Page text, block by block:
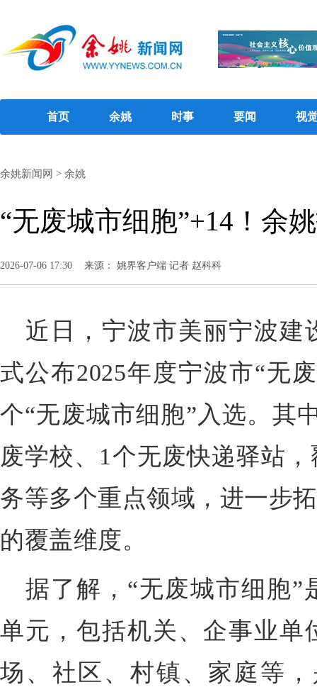
首页 余姚 时事 要闻 视
余姚新闻网 > 余姚
“无废城市细胞”+14！余
2026-07-06 17:30 来源： 姚界客户端 记者 赵科科
近日，宁波市美丽宁波建
式公布2025年度宁波市“无
个“无废城市细胞”入选。其
废学校、1个无废快递驿站
务等多个重点领域，进一步
的覆盖维度。
据了解，“无废城市细胞
单元，包括机关、企事业单
场、社区、村镇、家庭等